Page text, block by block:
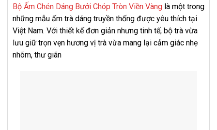
Bộ Ấm Chén Dáng Bưởi Chóp Tròn Viền Vàng là một trong
những mẫu ấm trà dáng truyền thống được yêu thích tại
Việt Nam. Với thiết kế đơn giản nhưng tinh tế, bộ trà vừa
lưu giữ trọn vẹn hương vị trà vừa mang lại cảm giác nhẹ
nhõm, thư giãn